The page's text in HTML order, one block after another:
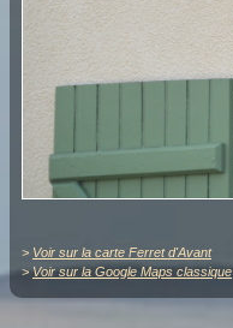
> Voir sur la carte Ferret d'Avant
>Voir sur la Google Maps classique